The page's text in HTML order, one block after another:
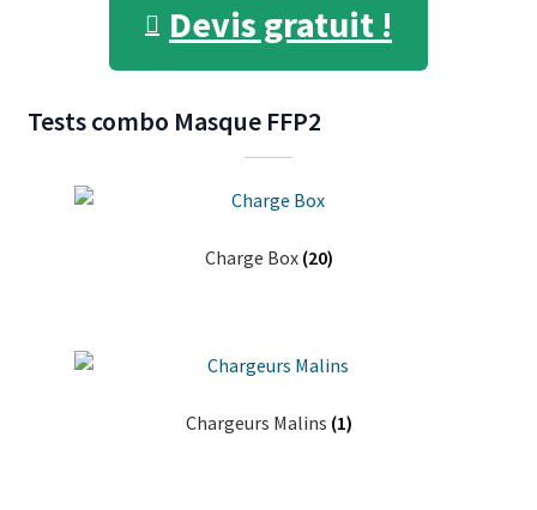
Devis gratuit !
Tests combo Masque FFP2
Charge Box (20)
Chargeurs Malins (1)